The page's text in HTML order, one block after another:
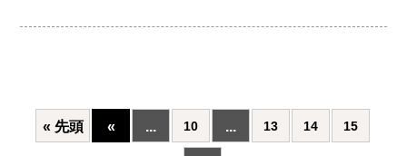
« 先頭 « ... 10 ... 13 14 15